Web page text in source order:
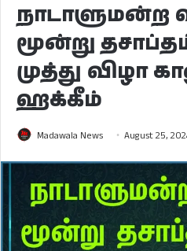
நாடாளுமன்ற
மூன்று
முத்து விழா
ஹக்கீம்
Madawala News August 25,